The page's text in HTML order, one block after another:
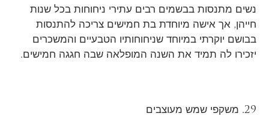
נשים מתנסות בבשמים רבים עתירי ניחוחות בכל שנות
חייהן, אך אישה מיוחדת בת חמישים צריכה להתנסות
בבושם יוקרתי במיוחד שניחוחותיו הטבעיים והמשכרים
יזכירו לה תמיד את השנה המופלאה שבה חגגה חמישים.
29. משקפי שמש מעוצבים